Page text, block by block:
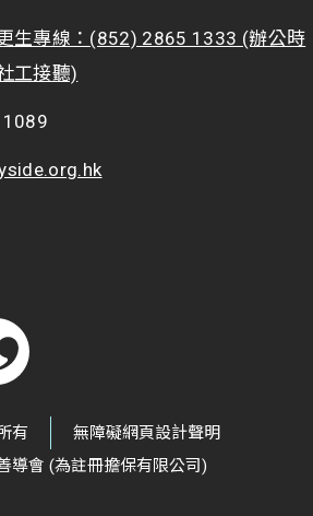
生專線：(852) 2865 1333 (辦公時
工接聽)
有
無障礙網頁設計聲明
導會 (為註冊擔保有限公司)